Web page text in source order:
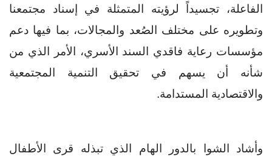
الفاعلة، تجسيداً لرؤيته المتمثلة في إسناد مجتمعنا
وتطويره على مختلف الصُعد والمجالات، بما فيها دعم
مؤسسات رعاية فاقدي السند الأسري، الأمر الذي من
شأنه أن يسهم في تحقيق التنمية المجتمعية
والاقتصادية المستدامة.
وأشاد الشوا بالدور الهام الذي تبذله قرى الأطفال